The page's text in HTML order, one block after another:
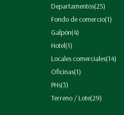
Departamentos(25)
Fondo de comercio(1)
Galpón(4)
Hotel(1)
Locales comerciales(14)
Oficinas(1)
PHs(3)
Terreno / Lote(29)